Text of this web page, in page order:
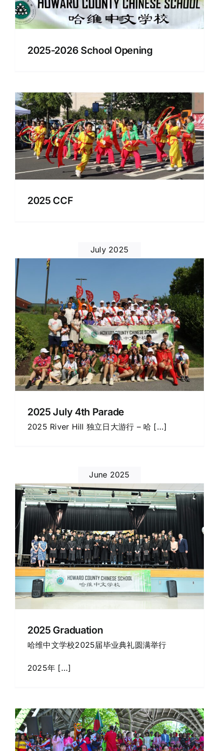
2025-2026 School Opening
2025 CCF
July 2025
2025 July 4th Parade
2025 River Hill 独立日大游行 – 哈 […]
June 2025
2025 Graduation
哈维中文学校2025届毕业典礼圆满举行
2025年 […]